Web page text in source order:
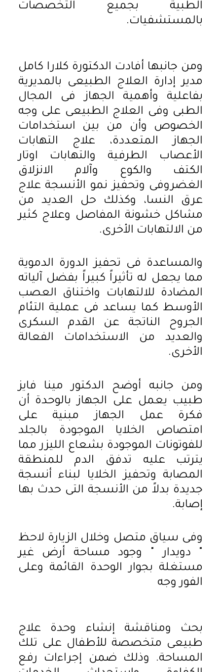
الطبية بجميع التخصصات
بالمستشفيات.
ومن جانبها أفادت الدكتورة كلارا كامل
مدير إدارة العلاج الطبيعى بالمديرية
بفاعلية وأهمية الجهاز فى المجال
الطبى وفى العلاج الطبيعى على وجه
الخصوص وأن من بين استخدامات
الجهاز المتعددة، علاج التهابات
الأعصاب الطرفية والتهابات اوتار
الكتف والكوع وآلام الانزلاق
الغضروفى وتحفيز نمو الأنسجة علاج
عرق النسا، وكذلك حل العديد من
مشاكل خشونة المفاصل وعلاج كثير
من الالتهابات الأخرى.
والمساعدة فى تحفيز الدورة الدموية
مما يجعل له تأثيراً كبيراً بفضل آلياته
المضادة للالتهابات واختناق العصب
الأوسط كما يساعد فى عملية التئام
الجروح الناتجة عن القدم السكرى
والعديد من الاستخدامات الفعالة
الأخرى.
ومن جانبه أوضح الدكتور مينا فايز
طبيب يعمل على الجهاز بالوحدة أن
فكرة عمل الجهاز مبنية على
امتصاص الخلايا الموجودة بالجلد
للفوتونات الموجودة بشعاع الليزر مما
يترتب عليه تدفق الدم للمنطقة
المصابة وتحفيز الخلايا لبناء أنسجة
جديدة بدلاً من الأنسجة التى حدث بها
إصابة.
وفى سياق متصل وخلال الزيارة لاحظ
" دويدار " وجود مساحة أرض غير
مستغلة بجوار الوحدة القائمة وعلى
الفور وجه
بحث ومناقشة إنشاء وحدة علاج
طبيعى متخصصة للأطفال على تلك
المساحة. وذلك ضمن إجراءات رفع